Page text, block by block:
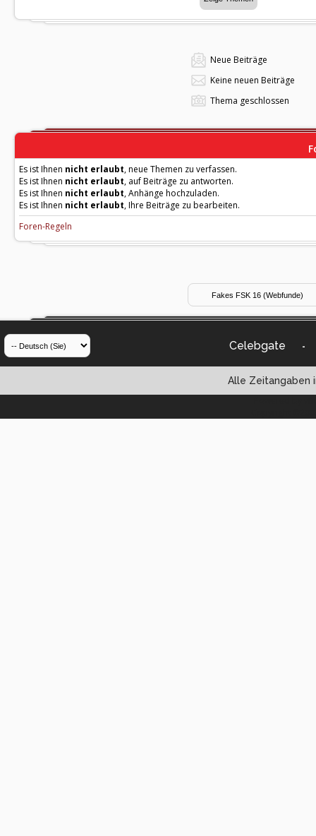
Neue Beiträge
Keine neuen Beiträge
Thema geschlossen
Es ist Ihnen nicht erlaubt, neue Themen zu verfassen.
Es ist Ihnen nicht erlaubt, auf Beiträge zu antworten.
Es ist Ihnen nicht erlaubt, Anhänge hochzuladen.
Es ist Ihnen nicht erlaubt, Ihre Beiträge zu bearbeiten.
Foren-Regeln
Celebgate -
Alle Zeitangaben